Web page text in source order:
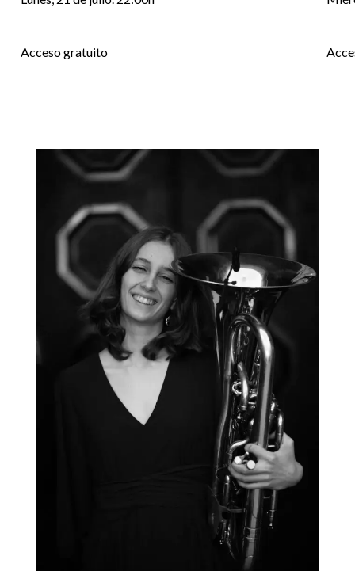
Acceso gratuito